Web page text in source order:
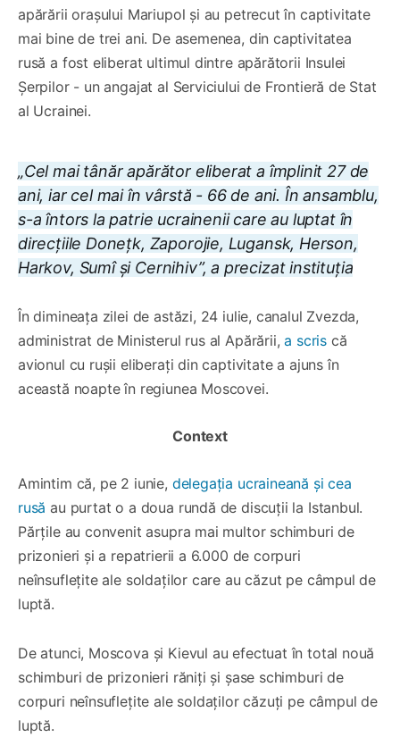
apărării orașului Mariupol și au petrecut în captivitate
mai bine de trei ani. De asemenea, din captivitatea
rusă a fost eliberat ultimul dintre apărătorii Insulei
Șerpilor - un angajat al Serviciului de Frontieră de Stat
al Ucrainei.
„Cel mai tânăr apărător eliberat a împlinit 27 de
ani, iar cel mai în vârstă - 66 de ani. În ansamblu,
s-a întors la patrie ucrainenii care au luptat în
direcțiile Donețk, Zaporojie, Lugansk, Herson,
Harkov, Sumî și Cernihiv”, a precizat instituția
În dimineața zilei de astăzi, 24 iulie, canalul Zvezda,
administrat de Ministerul rus al Apărării,a scris că
avionul cu rușii eliberați din captivitate a ajuns în
această noapte în regiunea Moscovei.
Context
Amintim că, pe 2 iunie, delegația ucraineană și cea
rusă au purtat o a doua rundă de discuții la Istanbul.
Părțile au convenit asupra mai multor schimburi de
prizonieri și a repatrierii a 6.000 de corpuri
neînsuflețite ale soldaților care au căzut pe câmpul de
luptă.
De atunci, Moscova și Kievul au efectuat în total nouă
schimburi de prizonieri răniți și șase schimburi de
corpuri neînsuflețite ale soldaților căzuți pe câmpul de
luptă.